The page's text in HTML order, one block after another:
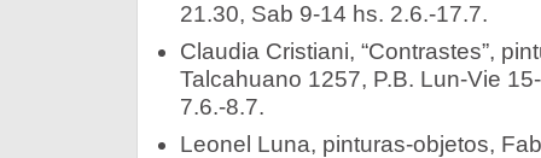
21.30, Sab 9-14 hs. 2.6.-17.7.
Claudia Cristiani, “Contrastes”,
Talcahuano 1257, P.B. Lun-Vie
7.6.-8.7.
Leonel Luna, pinturas-objetos,